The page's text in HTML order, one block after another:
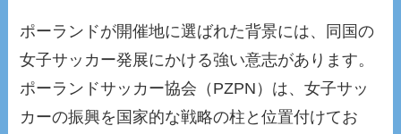
ポーランドが開催地に選ばれた背景には、同国の
女子サッカー発展にかける強い意志があります。
ポーランドサッカー協会（PZPN）は、女子サッ
カーの振興を国家的な戦略の柱と位置付けてお